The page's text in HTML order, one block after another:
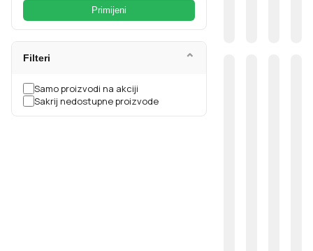
Primijeni
Filteri ⌄
Samo proizvodi na akciji
Sakrij nedostupne proizvode